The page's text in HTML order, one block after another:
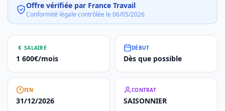
Offre vérifiée par France Travail
Conformité légale contrôlée le 06/05/2026
SALAIRE
1 600€/mois
DÉBUT
Dès que possible
FIN
31/12/2026
CONTRAT
SAISONNIER